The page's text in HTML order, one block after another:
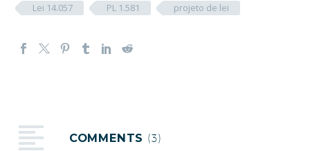
Lei 14.057 PL 1.581 projeto de lei
COMMENTS (3)